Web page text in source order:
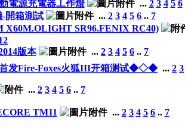
電源充電器工作燈
... 2 3 4 5 6
開箱測試
... 2 3 4 5 6.. 7
X60M.OLIGHT SR96.FENIX RC40)
版本
... 2 3 4 5 6 .. 7
发Fire-Foxes火狐III开箱测试◆◇◆ ... 2 3
... 2 3 4 5 6 .. 7
TM11 ... 2 3 4 5 6.. 7